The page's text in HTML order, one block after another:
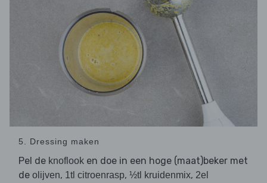
5. Dressing maken
Pel de knoflook en doe in een hoge (maat)beker met
de olijven, 1tl citroenrasp, ½tl kruidenmix, 2el